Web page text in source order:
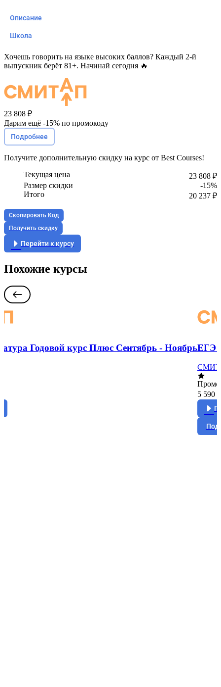
Описание
Школа
Хочешь говорить на языке высоких баллов? Каждый 2-й
выпускник берёт 81+. Начинай сегодня 🔥
23 808 ₽
Дарим ещё -15% по промокоду
Подробнее
Получите дополнительную скидку на курс от Best Courses!
Текущая цена
23 808 ₽
Размер скидки
-15%
Итого
20 237 ₽
Скопировать Код
Получить скидку
Перейти к курсу
Похожие курсы
Годовой курс Плюс Сентябрь - НоябрьЕГЭ
5 590 ₽